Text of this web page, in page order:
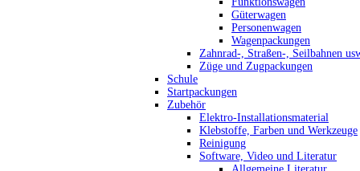
Güterwagen
Personenwagen
Wagenpackungen
Zahnrad-, Straßen-, Seilbahnen
Züge und Zugpackungen
Schule
Startpackungen
Zubehör
Elektro-Installationsmaterial
Klebstoffe, Farben und Werkzeuge
Reinigung
Software, Video und Literatur